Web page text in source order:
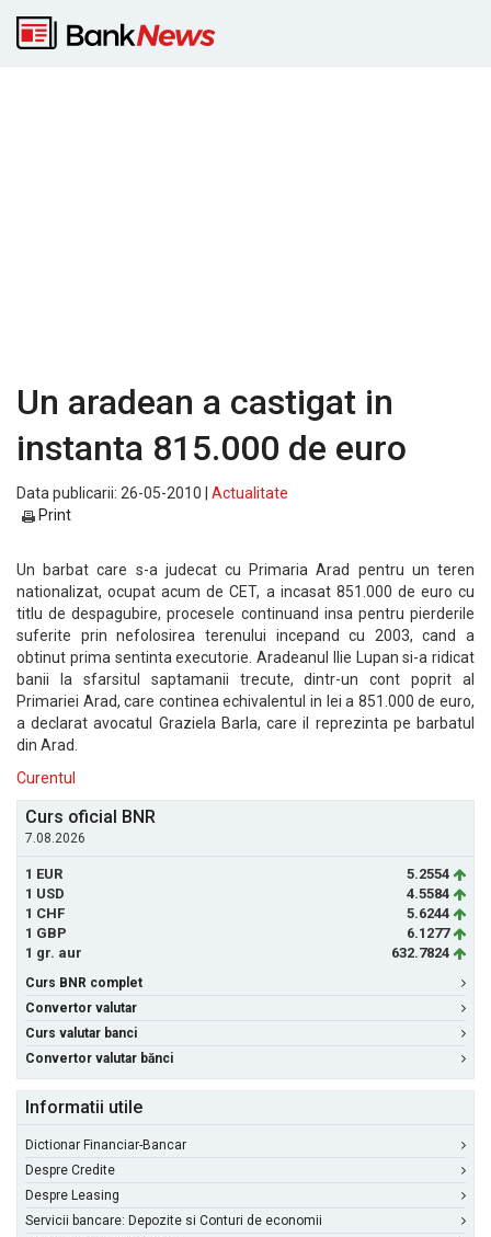
Un aradean a castigat in
instanta 815.000 de euro
Data publicarii: 26-05-2010 | Actualitate
Print
Un barbat care s-a judecat cu Primaria Arad pentru un teren
nationalizat, ocupat acum de CET, a incasat 851.000 de euro cu
titlu de despagubire, procesele continuand insa pentru pierderile
suferite prin nefolosirea terenului incepand cu 2003, cand a
obtinut prima sentinta executorie. Aradeanul Ilie Lupan si-a ridicat
banii la sfarsitul saptamanii trecute, dintr-un cont poprit al
Primariei Arad, care continea echivalentul in lei a 851.000 de euro,
a declarat avocatul Graziela Barla, care il reprezinta pe barbatul
din Arad.
Curentul
Curs oficial BNR
7.08.2026
1 EUR
5.2554
1 USD
4.5584
1 CHF
5.6244
1 GBP
6.1277
1 gr. aur
632.7824
Curs BNR complet
Convertor valutar
Curs valutar banci
Convertor valutar bănci
Informatii utile
Dictionar Financiar-Bancar
Despre Credite
Despre Leasing
Servicii bancare: Depozite si Conturi de economii